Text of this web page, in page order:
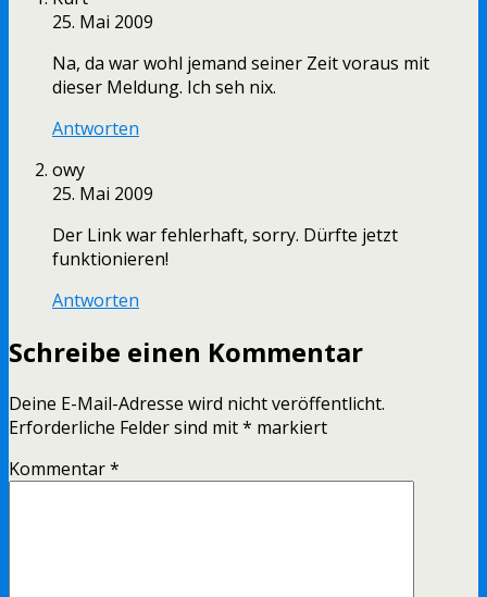
25. Mai 2009
Na, da war wohl jemand seiner Zeit voraus mit
dieser Meldung. Ich seh nix.
Antworten
owy
25. Mai 2009
Der Link war fehlerhaft, sorry. Dürfte jetzt
funktionieren!
Antworten
Schreibe einen Kommentar
Deine E-Mail-Adresse wird nicht veröffentlicht.
Erforderliche Felder sind mit* markiert
Kommentar*